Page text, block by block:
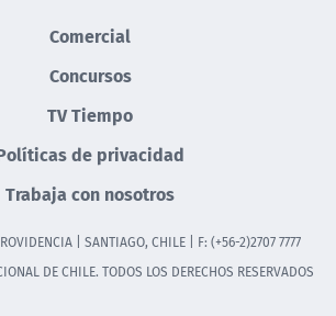
Comercial
Concursos
TV Tiempo
de privacidad
Trabaja con nosotros
| SANTIAGO, CHILE | F: (+56-2)2707 7777
DE CHILE. TODOS LOS DERECHOS RESERVADOS